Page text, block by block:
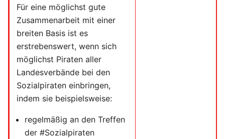
Für eine möglichst gute
Zusammenarbeit mit einer
breiten Basis ist es
erstrebenswert, wenn sich
möglichst Piraten aller
Landesverbände bei den
Sozialpiraten einbringen,
indem sie beispielsweise:
regelmäßig an den Treffen
der #Sozialpiraten